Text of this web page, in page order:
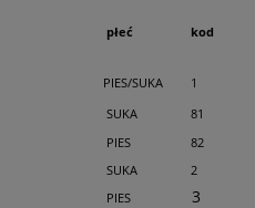
płeć kod
PIES/SUKA
1
SUKA
81
PIES
82
SUKA
2
PIES
3